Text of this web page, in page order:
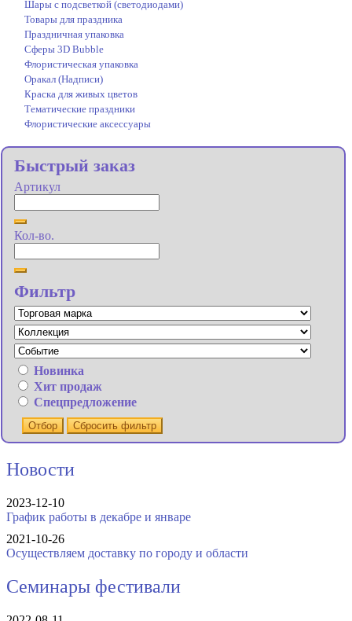
Шары с подсветкой (светодиодами)
Товары для праздника
Праздничная упаковка
Сферы 3D Bubble
Флористическая упаковка
Оракал (Надписи)
Краска для живых цветов
Тематические праздники
Флористические аксессуары
Быстрый заказ
Артикул
Кол-во.
Фильтр
Новинка
Хит продаж
Спецпредложение
Отбор Сбросить фильтр
Новости
2023-12-10
График работы в декабре и январе
2021-10-26
Осуществляем доставку по городу и области
Семинары фестивали